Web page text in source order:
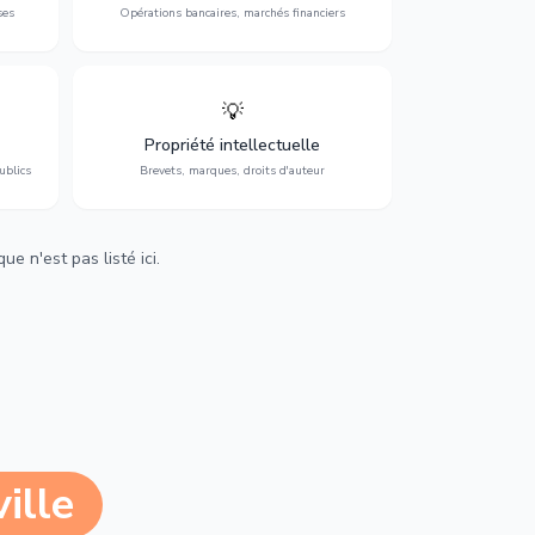
Opérations bancaires, marchés financiers
💡
Propriété intellectuelle
Brevets, marques, droits d'auteur
Protection de vos créations : brevets,
marques, droits d'auteur et lutte contre la
contrefaçon.
n'est pas listé ici.